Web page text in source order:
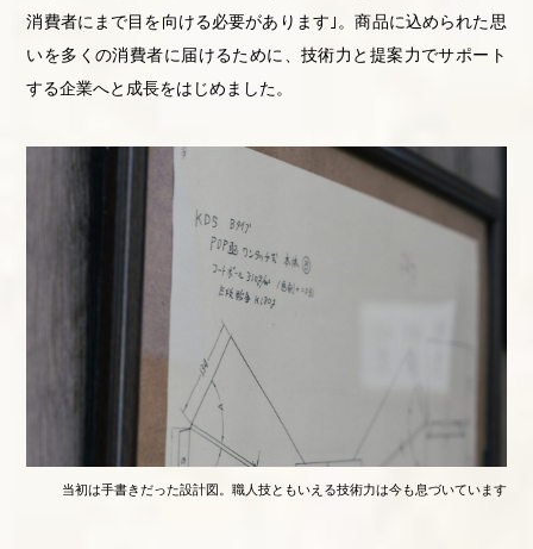
消費者にまで目を向ける必要があります｣。商品に込められた思
いを多くの消費者に届けるために、技術力と提案力でサポート
する企業へと成長をはじめました。
当初は手書きだった設計図。職人技ともいえる技術力は今も息づいています